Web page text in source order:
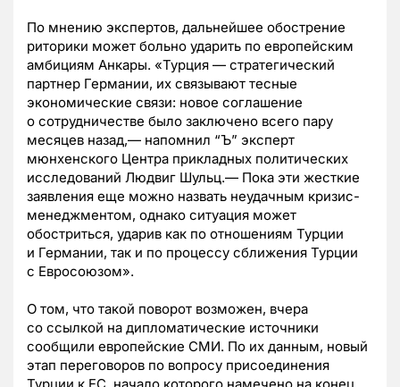
По мнению экспертов, дальнейшее обострение
риторики может больно ударить по европейским
амбициям Анкары. «Турция — стратегический
партнер Германии, их связывают тесные
экономические связи: новое соглашение
о сотрудничестве было заключено всего пару
месяцев назад,— напомнил “Ъ” эксперт
мюнхенского Центра прикладных политических
исследований Людвиг Шульц.— Пока эти жесткие
заявления еще можно назвать неудачным кризис-
менеджментом, однако ситуация может
обостриться, ударив как по отношениям Турции
и Германии, так и по процессу сближения Турции
с Евросоюзом».
О том, что такой поворот возможен, вчера
со ссылкой на дипломатические источники
сообщили европейские СМИ. По их данным, новый
этап переговоров по вопросу присоединения